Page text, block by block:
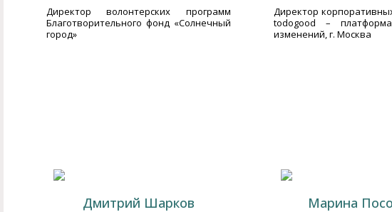
Директор волонтерских программ
Благотворительного фонд «Солнечный
город»
Директор
todogood –
изменений, г. Москва
Дмитрий Шарков Марина